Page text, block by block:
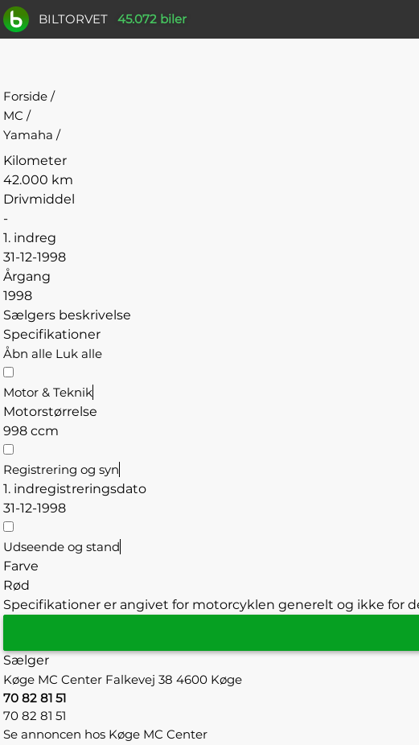
BILTORVET 45.072 biler
Forside /
MC /
Yamaha /
Kilometer
42.000 km
Drivmiddel
-
1. indreg
31-12-1998
Årgang
1998
Sælgers beskrivelse
Specifikationer
Åbn alle Luk alle
Motor & Teknik
Motorstørrelse
998 ccm
Registrering og syn
1. indregistreringsdato
31-12-1998
Udseende og stand
Farve
Rød
Specifikationer er angivet for motorcyklen generelt og ikke for
Sælger
Køge MC Center Falkevej 38 4600 Køge
70 82 81 51
70 82 81 51
Se annoncen hos Køge MC Center